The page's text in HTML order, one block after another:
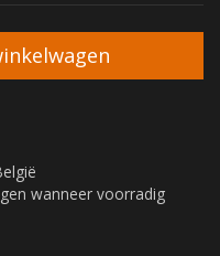
wanneer voorradig